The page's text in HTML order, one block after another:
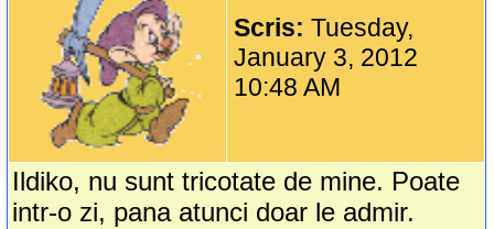
Scris:Tuesday,
January 3, 2012
10:48 AM
Ildiko, nu sunt tricotate de mine. Poate
intr-o zi, pana atunci doar le admir.